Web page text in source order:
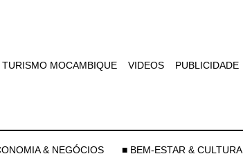
TURISMO MOCAMBIQUE VIDEOS PUBLICIDADE
& NEGÓCIOS ■ BEM-ESTAR & CULTURA